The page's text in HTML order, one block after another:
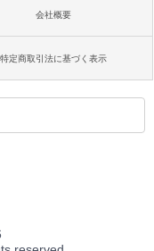
会社概要
特定商取引法に基づく表示